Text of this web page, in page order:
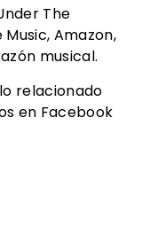
The
Amazon,
musical.
relacionado
en Facebook